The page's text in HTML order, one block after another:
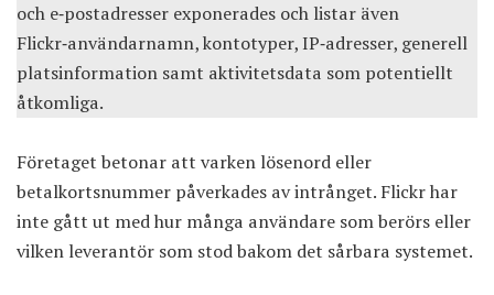
och e‑postadresser exponerades och listar även
Flickr‑användarnamn, kontotyper, IP‑adresser, generell
platsinformation samt aktivitetsdata som potentiellt
åtkomliga.
Företaget betonar att varken lösenord eller
betalkortsnummer påverkades av intrånget. Flickr har
inte gått ut med hur många användare som berörs eller
vilken leverantör som stod bakom det sårbara systemet.